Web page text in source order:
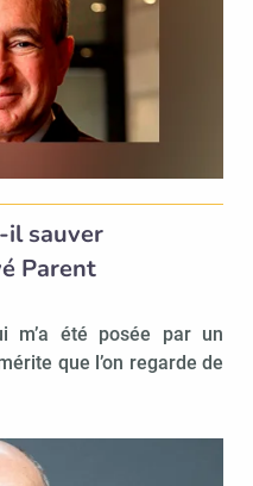
sauver
Parent
m’a été posée par un
que l’on regarde de